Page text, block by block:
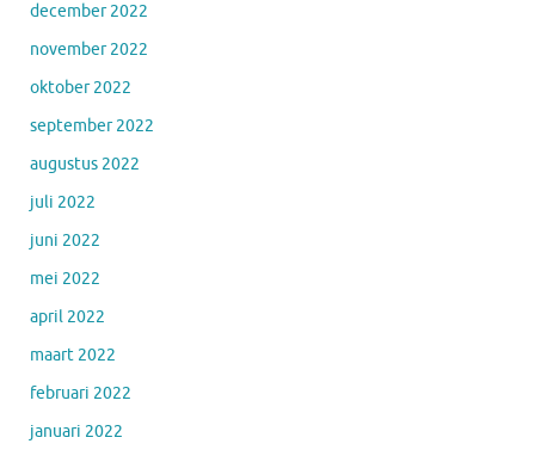
december 2022
november 2022
oktober 2022
september 2022
augustus 2022
juli 2022
juni 2022
mei 2022
april 2022
maart 2022
februari 2022
januari 2022